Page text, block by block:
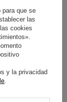
en 30 días antes
132,30 €
que se
las
cookies
y la privacidad